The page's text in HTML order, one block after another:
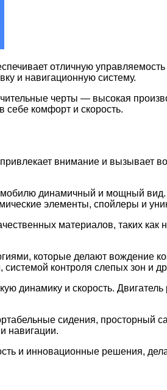
отличную
и навигационную систему.
черты — высокая
себе комфорт и скорость.
внимание и вызывает
динамичный и мощный
элементы, спойлеры и
материалов, таких как
которые делают вождение
контроля слепых зон и
динамику и скорость.
сидения, просторный
навигации.
и инновационные решения,